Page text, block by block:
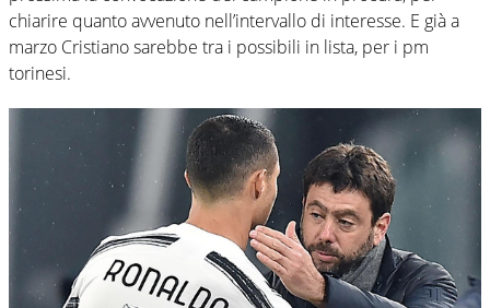
chiarire quanto avvenuto nell’intervallo di interesse. E già a
marzo Cristiano sarebbe tra i possibili in lista, per i pm
torinesi.